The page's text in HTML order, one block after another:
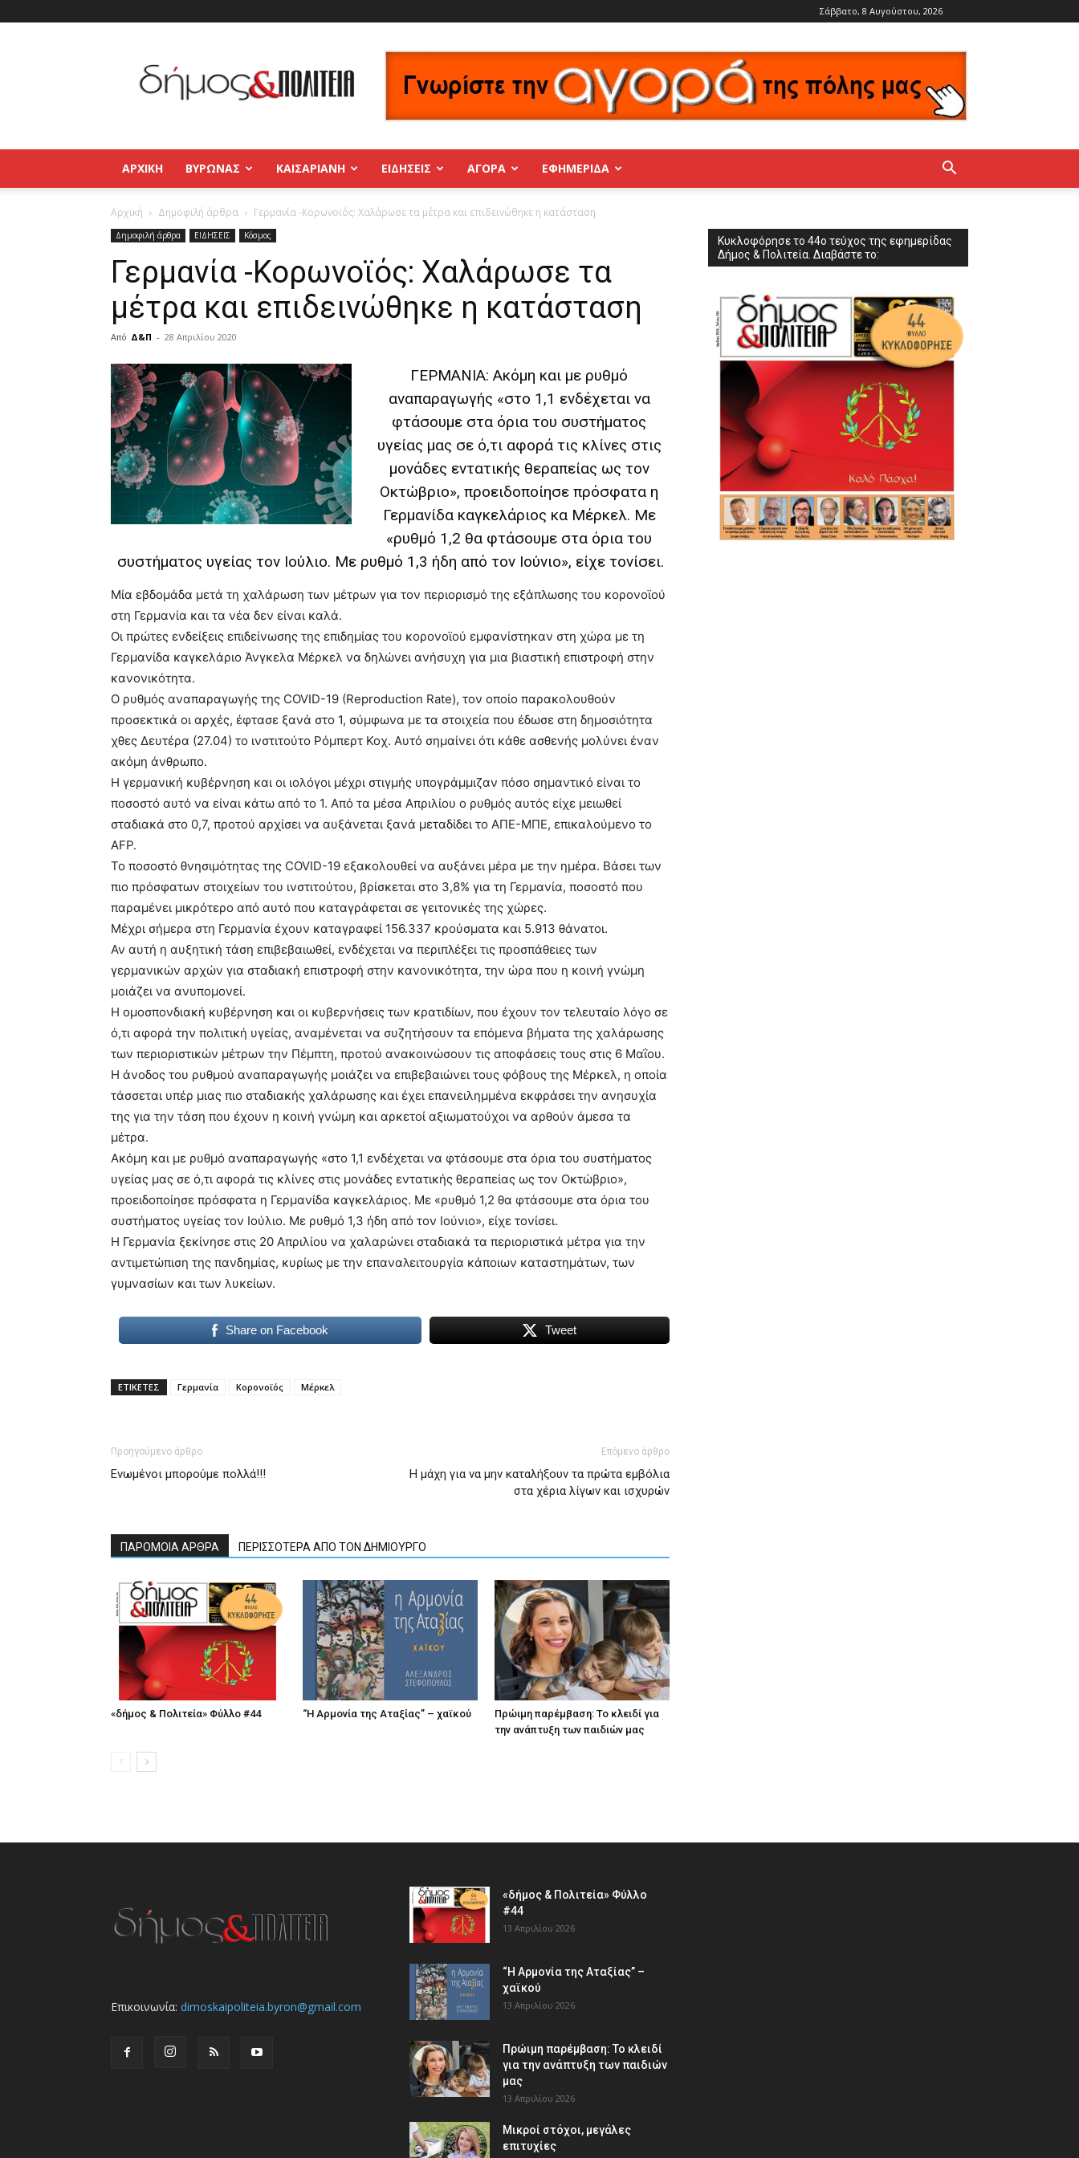
Σάββατο, 8 Αυγούστου, 2026
και
Πολιτεία
Βύρωνας
–
Παγκράτι
ΑΡΧΙΚΉ ΒΥΡΩΝΑΣ ΚΑΙΣΑΡΙΑΝΗ ΕΙΔΗΣΕΙΣ ΑΓΟΡΑ ΕΦΗΜΕΡΊΔΑ
Αρχική Δημοφιλή άρθρα Γερμανία -Κορωνοϊός: Χαλάρωσε τα μέτρα και επιδεινώθηκε η κατάσταση
Δημοφιλή άρθρα ΕΙΔΗΣΕΙΣ Κόσμος
Γερμανία -Κορωνοϊός: Χαλάρωσε τα
μέτρα και επιδεινώθηκε η κατάσταση
Από Δ&Π - 28 Απριλίου 2020
blonde
lesbians
very
hot
cam
show.desi
xxx
brandi
teaches
meaning
pain.
pornhun
hd
porn
ΓΕΡΜΑΝΙΑ: Ακόμη και με ρυθμό
αναπαραγωγής «στο 1,1 ενδέχεται να
φτάσουμε στα όρια του συστήματος
υγείας μας σε ό,τι αφορά τις κλίνες στις
μονάδες εντατικής θεραπείας ως τον
Οκτώβριο», προειδοποίησε πρόσφατα η
Γερμανίδα καγκελάριος κα Μέρκελ. Με
«ρυθμό 1,2 θα φτάσουμε στα όρια του
συστήματος υγείας τον Ιούλιο. Με ρυθμό 1,3 ήδη από τον Ιούνιο», είχε τονίσει.
Μία εβδομάδα μετά τη χαλάρωση των μέτρων για τον περιορισμό της εξάπλωσης του κορονοϊού
στη Γερμανία και τα νέα δεν είναι καλά.
Οι πρώτες ενδείξεις επιδείνωσης της επιδημίας του κορονοϊού εμφανίστηκαν στη χώρα με τη
Γερμανίδα καγκελάριο Άνγκελα Μέρκελ να δηλώνει ανήσυχη για μια βιαστική επιστροφή στην
κανονικότητα.
Ο ρυθμός αναπαραγωγής της COVID-19 (Reproduction Rate), τον οποίο παρακολουθούν
προσεκτικά οι αρχές, έφτασε ξανά στο 1, σύμφωνα με τα στοιχεία που έδωσε στη δημοσιότητα
χθες Δευτέρα (27.04) το ινστιτούτο Ρόμπερτ Κοχ. Αυτό σημαίνει ότι κάθε ασθενής μολύνει έναν
ακόμη άνθρωπο.
Η γερμανική κυβέρνηση και οι ιολόγοι μέχρι στιγμής υπογράμμιζαν πόσο σημαντικό είναι το
ποσοστό αυτό να είναι κάτω από το 1. Από τα μέσα Απριλίου ο ρυθμός αυτός είχε μειωθεί
σταδιακά στο 0,7, προτού αρχίσει να αυξάνεται ξανά μεταδίδει το ΑΠΕ-ΜΠΕ, επικαλούμενο το
AFP.
Το ποσοστό θνησιμότητας της COVID-19 εξακολουθεί να αυξάνει μέρα με την ημέρα. Βάσει των
πιο πρόσφατων στοιχείων του ινστιτούτου, βρίσκεται στο 3,8% για τη Γερμανία, ποσοστό που
παραμένει μικρότερο από αυτό που καταγράφεται σε γειτονικές της χώρες.
Μέχρι σήμερα στη Γερμανία έχουν καταγραφεί 156.337 κρούσματα και 5.913 θάνατοι.
Αν αυτή η αυξητική τάση επιβεβαιωθεί, ενδέχεται να περιπλέξει τις προσπάθειες των
γερμανικών αρχών για σταδιακή επιστροφή στην κανονικότητα, την ώρα που η κοινή γνώμη
μοιάζει να ανυπομονεί.
Η ομοσπονδιακή κυβέρνηση και οι κυβερνήσεις των κρατιδίων, που έχουν τον τελευταίο λόγο σε
ό,τι αφορά την πολιτική υγείας, αναμένεται να συζητήσουν τα επόμενα βήματα της χαλάρωσης
των περιοριστικών μέτρων την Πέμπτη, προτού ανακοινώσουν τις αποφάσεις τους στις 6 Μαΐου.
Η άνοδος του ρυθμού αναπαραγωγής μοιάζει να επιβεβαιώνει τους φόβους της Μέρκελ, η οποία
τάσσεται υπέρ μιας πιο σταδιακής χαλάρωσης και έχει επανειλημμένα εκφράσει την ανησυχία
της για την τάση που έχουν η κοινή γνώμη και αρκετοί αξιωματούχοι να αρθούν άμεσα τα
μέτρα.
Ακόμη και με ρυθμό αναπαραγωγής «στο 1,1 ενδέχεται να φτάσουμε στα όρια του συστήματος
υγείας μας σε ό,τι αφορά τις κλίνες στις μονάδες εντατικής θεραπείας ως τον Οκτώβριο»,
προειδοποίησε πρόσφατα η Γερμανίδα καγκελάριος. Με «ρυθμό 1,2 θα φτάσουμε στα όρια του
συστήματος υγείας τον Ιούλιο. Με ρυθμό 1,3 ήδη από τον Ιούνιο», είχε τονίσει.
Η Γερμανία ξεκίνησε στις 20 Απριλίου να χαλαρώνει σταδιακά τα περιοριστικά μέτρα για την
αντιμετώπιση της πανδημίας, κυρίως με την επαναλειτουργία κάποιων καταστημάτων, των
γυμνασίων και των λυκείων.
Share on Facebook Tweet
ΕΤΙΚΕΤΕΣ Γερμανία Κορονοϊός Μέρκελ
Προηγούμενο άρθρο
Ενωμένοι μπορούμε πολλά!!!
Επόμενο άρθρο
Η μάχη για να μην καταλήξουν τα πρώτα εμβόλια
στα χέρια λίγων και ισχυρών
ΠΑΡΟΜΟΙΑ ΑΡΘΡΑ ΠΕΡΙΣΣΟΤΕΡΑ ΑΠΟ ΤΟΝ ΔΗΜΙΟΥΡΓΟ
«δήμος & Πολιτεία» Φύλλο #44 “Η Αρμονία της Αταξίας” – χαϊκού
Πρώιμη παρέμβαση: Το κλειδί για
την ανάπτυξη των παιδιών µας
Κυκλοφόρησε το 44ο τεύχος της εφημερίδας
Δήμος & Πολιτεία. Διαβάστε το:
Επικοινωνία: dimoskaipoliteia.byron@gmail.com
«δήμος & Πολιτεία» Φύλλο
#44
13 Απριλίου 2026
“Η Αρμονία της Αταξίας” –
χαϊκού
13 Απριλίου 2026
Πρώιμη παρέμβαση: Το κλειδί
για την ανάπτυξη των παιδιών
µας
13 Απριλίου 2026
Μικροί στόχοι, μεγάλες
επιτυχίες